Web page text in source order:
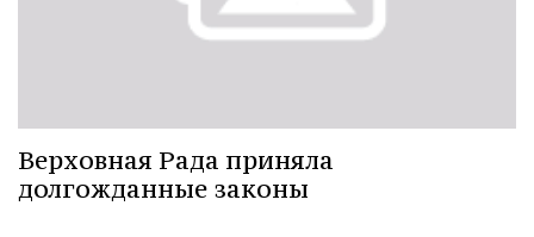
Верховная Рада приняла
долгожданные законы